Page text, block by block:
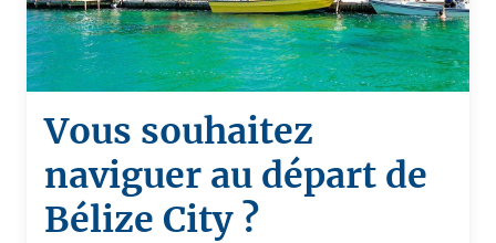
Vous souhaitez
naviguer au départ de
Bélize City ?